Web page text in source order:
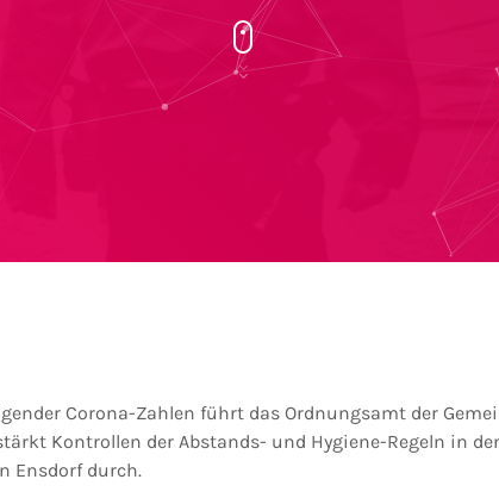
Corona-Zahlen führt das Ordnungsamt der
Kontrollen der Abstands- und Hygiene-Regeln in
Ensdorf durch.